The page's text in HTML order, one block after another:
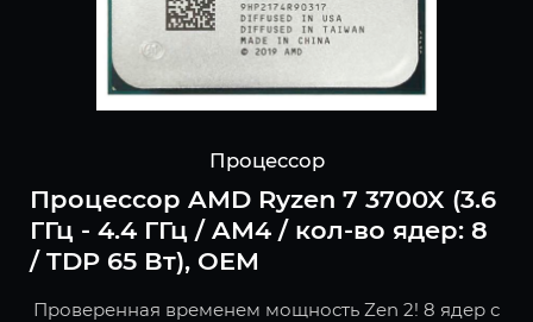
Процессор
Процессор AMD Ryzen 7 3700X (3.6
ГГц - 4.4 ГГц / AM4 / кол-во ядер: 8
/ TDP 65 Вт), OEM
Проверенная временем мощность Zen 2! 8 ядер с